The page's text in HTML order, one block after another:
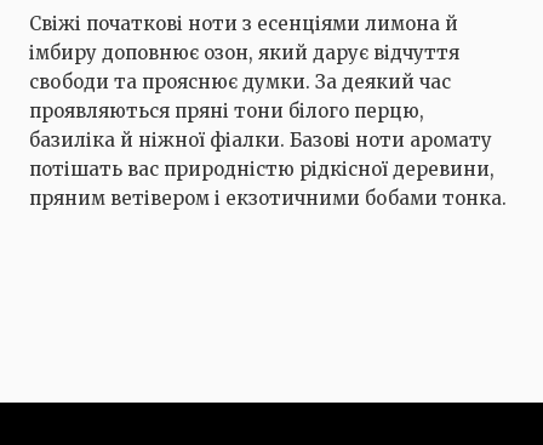
Свіжі початкові ноти з есенціями лимона й
імбиру доповнює озон, який дарує відчуття
свободи та прояснює думки. За деякий час
проявляються пряні тони білого перцю,
базиліка й ніжної фіалки. Базові ноти аромату
потішать вас природністю рідкісної деревини,
пряним ветівером і екзотичними бобами тонка.